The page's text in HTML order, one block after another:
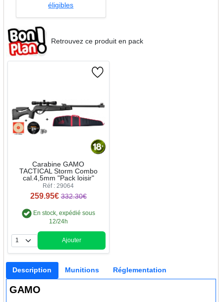
éligibles
Retrouvez ce produit en pack
Carabine GAMO
TACTICAL Storm Combo
cal.4,5mm "Pack loisir"
Réf : 29064
259.95€ 332.30€
En stock, expédié sous
12/24h
Quantité
Ajouter
Description Munitions Réglementation
GAMO